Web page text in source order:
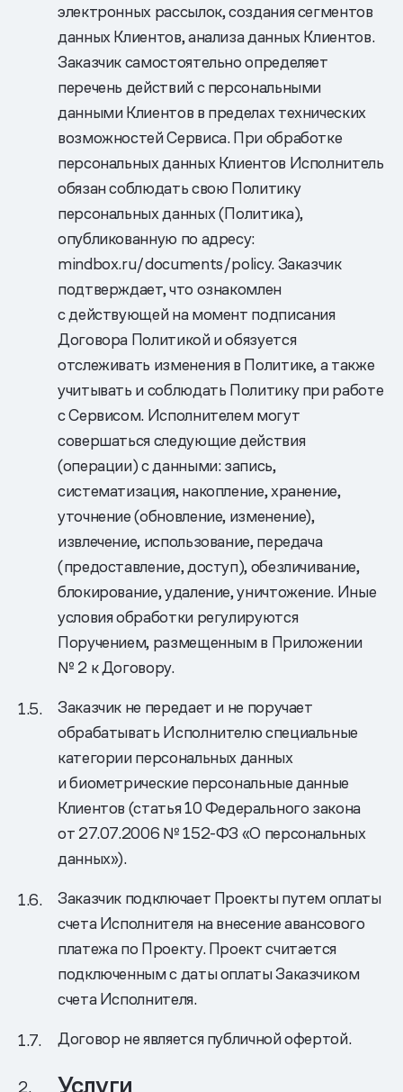
электронных рассылок, создания сегментов
данных Клиентов, анализа данных Клиентов.
Заказчик самостоятельно определяет
перечень действий с персональными
данными Клиентов в пределах технических
возможностей Сервиса. При обработке
персональных данных Клиентов Исполнитель
обязан соблюдать свою Политику
персональных данных (Политика),
опубликованную по адресу:
mindbox.ru/documents/policy. Заказчик
подтверждает, что ознакомлен
с действующей на момент подписания
Договора Политикой и обязуется
отслеживать изменения в Политике, а также
учитывать и соблюдать Политику при работе
с Сервисом. Исполнителем могут
совершаться следующие действия
(операции) с данными: запись,
систематизация, накопление, хранение,
уточнение (обновление, изменение),
извлечение, использование, передача
(предоставление, доступ), обезличивание,
блокирование, удаление, уничтожение. Иные
условия обработки регулируются
Поручением, размещенным в Приложении
№ 2 к Договору.
Заказчик не передает и не поручает
обрабатывать Исполнителю специальные
категории персональных данных
и биометрические персональные данные
Клиентов (статья 10 Федерального закона
от 27.07.2006 № 152-ФЗ «О персональных
данных»).
Заказчик подключает Проекты путем оплаты
счета Исполнителя на внесение авансового
платежа по Проекту. Проект считается
подключенным с даты оплаты Заказчиком
счета Исполнителя.
Договор не является публичной офертой.
Услуги